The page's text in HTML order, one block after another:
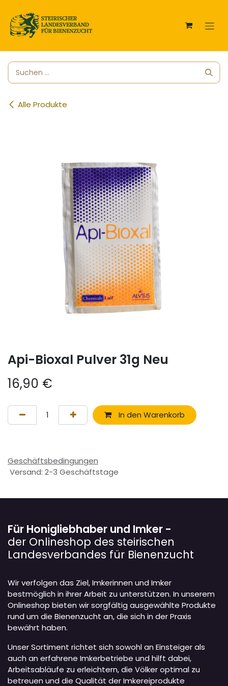
Alle Produkte
Api-Bioxal Pulver 31g Neu
16,90 €
In den Warenkorb
Geschäftsbedingungen
Versand: 2-3 Geschäftstage
Für Honigliebhaber und Imker -
der Onlineshop des steirischen
Landesverbandes für Bienenzucht
Wir verfolgen das Ziel, Imkerinnen und Imker
bestmöglich in ihrer Arbeit zu unterstützen. In unserem
Onlineshop bieten wir sorgfältig ausgewählte Produkte
rund um die Bienenzucht an, die sich in der Praxis
bewährt haben.
Unser Sortiment richtet sich sowohl an Einsteiger als
auch an erfahrene Imkerbetriebe und hilft dabei,
Arbeitsabläufe zu erleichtern, die Völker optimal zu
betreuen und die Qualität der Imkereiprodukte